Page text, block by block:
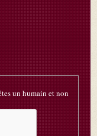
un humain et non